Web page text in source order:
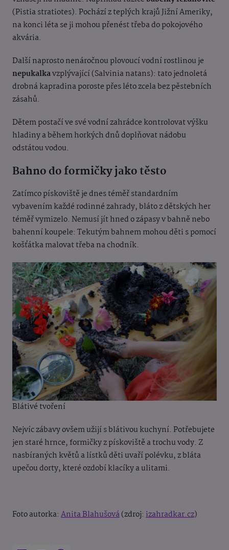
(Pistia stratiotes). Pochází z teplých krajů Jižní Ameriky,
na konci léta se ji mohou přenést třeba do pokojového
akvária.
Další naprosto nenáročnou plovoucí vodní rostlinou je
nepukalkavzplývající (Salvinia natans): tato jednoletá
drobná kapradina poroste přes léto zcela bez pěstebních
zásahů.
Dětem postačí ve své vodní zahrádce kontrolovat výšku
hladiny a během horkých dnů doplňovat nádobu
odstátou vodou.
Bahno do formičky jako těsto
Zatímco pískoviště je dnes téměř standardním
vybavením každé rodinné zahrady, bláto z dětských her
téměř vymizelo. Nemusí jít hned o zápasy v bahně nebo
bahenní koupele: Tekutým bahnem mohou děti s pomocí
košťátka malovat třeba na chodník.
Blátivé tvoření
Nejvíc zábavy ovšem užijí s blátivou kuchyní. Potřebujete
jen staré hrnce, formičky z pískoviště a trochu vody. Z
nasbíraných květů a lístků děti uvaří polévku, z bláta
upečou dorty, které ozdobí klacíky a ulitami.
Foto autorka: Anita Blahušová(zdroj: izahradkar.cz)